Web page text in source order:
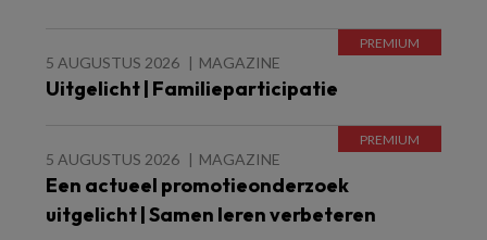
5 AUGUSTUS 2026 MAGAZINE
Uitgelicht | Familieparticipatie
5 AUGUSTUS 2026 MAGAZINE
Een actueel promotieonderzoek
uitgelicht | Samen leren verbeteren